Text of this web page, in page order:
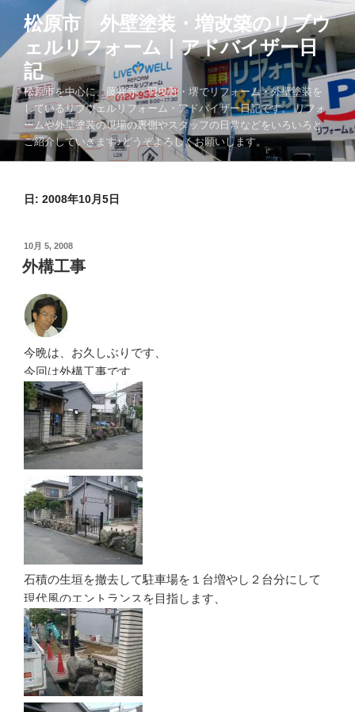
テ
ツ
へ
キ
ッ
松原市 外壁塗装・増改築のリブウ
ェルリフォーム｜アドバイザー日
記
松原市を中心に、藤井寺・羽曳野・堺でリフォーム・外壁塗装を
しているリブウェルリフォーム・アドバイザー日記です。 リフォ
ームや外壁塗装の現場の裏側やスタッフの日常などをいろいろと
ご紹介していきます♪どうぞよろしくお願いします。
日: 2008年10月5日
投
稿
日:
10月 5, 2008
外構工事
今晩は、お久しぶりです、
今回は外構工事です、
石積の生垣を撤去して駐車場を１台増やし２台分にして
現代風のエントランスを目指します、